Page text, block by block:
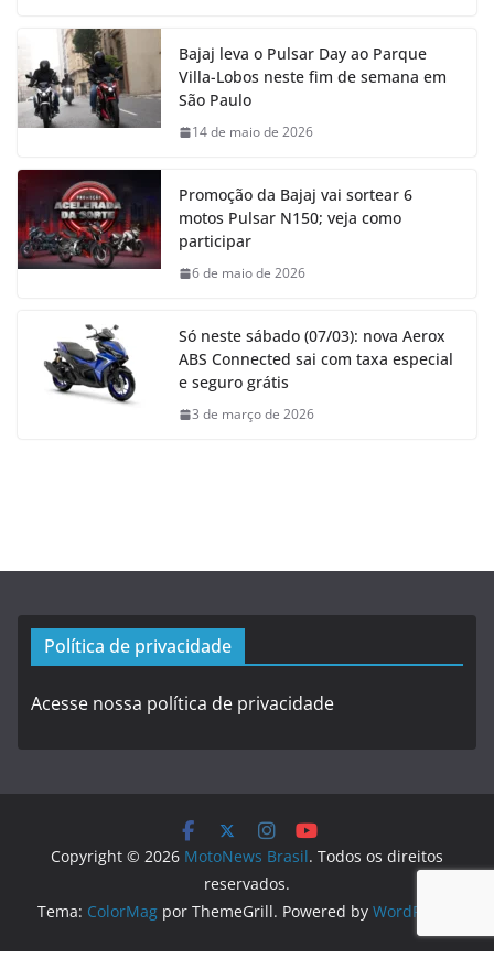
Bajaj leva o Pulsar Day ao Parque
Villa-Lobos neste fim de semana em
São Paulo
14 de maio de 2026
Promoção da Bajaj vai sortear 6
motos Pulsar N150; veja como
participar
6 de maio de 2026
Só neste sábado (07/03): nova Aerox
ABS Connected sai com taxa especial
e seguro grátis
3 de março de 2026
Política de privacidade
Acesse nossa política de privacidade
Copyright © 2026 MotoNews Brasil. Todos os direitos
reservados.
Tema: ColorMag por ThemeGrill. Powered by WordPress